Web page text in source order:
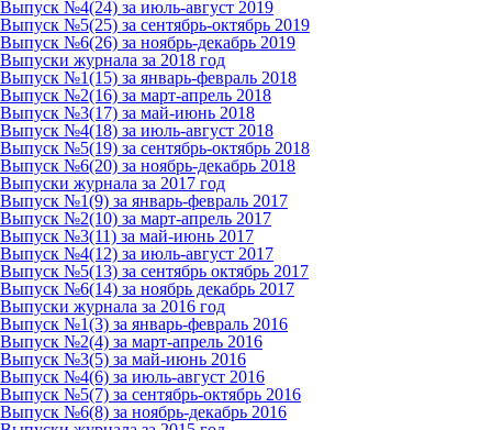
Выпуск №4(24) за июль-август 2019
Выпуск №5(25) за сентябрь-октябрь 2019
Выпуск №6(26) за ноябрь-декабрь 2019
Выпуски журнала за 2018 год
Выпуск №1(15) за январь-февраль 2018
Выпуск №2(16) за март-апрель 2018
Выпуск №3(17) за май-июнь 2018
Выпуск №4(18) за июль-август 2018
Выпуск №5(19) за сентябрь-октябрь 2018
Выпуск №6(20) за ноябрь-декабрь 2018
Выпуски журнала за 2017 год
Выпуск №1(9) за январь-февраль 2017
Выпуск №2(10) за март-апрель 2017
Выпуск №3(11) за май-июнь 2017
Выпуск №4(12) за июль-август 2017
Выпуск №5(13) за сентябрь октябрь 2017
Выпуск №6(14) за ноябрь декабрь 2017
Выпуски журнала за 2016 год
Выпуск №1(3) за январь-февраль 2016
Выпуск №2(4) за март-апрель 2016
Выпуск №3(5) за май-июнь 2016
Выпуск №4(6) за июль-август 2016
Выпуск №5(7) за сентябрь-октябрь 2016
Выпуск №6(8) за ноябрь-декабрь 2016